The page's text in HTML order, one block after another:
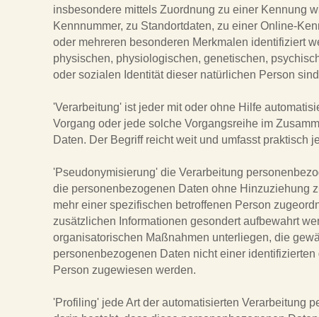
insbesondere mittels Zuordnung zu einer Kennung
Kennnummer, zu Standortdaten, zu einer Online-
oder mehreren besonderen Merkmalen identifiziert
physischen, physiologischen, genetischen,
oder sozialen Identität dieser natürlichen Person
'Verarbeitung' ist jeder mit oder ohne Hilfe
Vorgang oder jede solche Vorgangsreihe im
Daten. Der Begriff reicht weit und umfasst praktisch
'Pseudonymisierung' die Verarbeitung
die personenbezogenen Daten ohne Hinzuziehung
mehr einer spezifischen betroffenen Person
zusätzlichen Informationen gesondert aufbewahrt
organisatorischen Maßnahmen unterliegen, die
personenbezogenen Daten nicht einer
Person zugewiesen werden.
'Profiling' jede Art der automatisierten Verarbeitung